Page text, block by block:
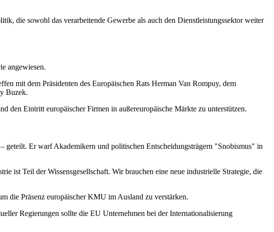
die sowohl das verarbeitende Gewerbe als auch den Dienstleistungssektor weiter
angewiesen.
mit dem Präsidenten des Europäischen Rats Herman Van Rompuy, dem
Buzek.
den Eintritt europäischer Firmen in außereuropäische Märkte zu unterstützen.
Er warf Akademikern und politischen Entscheidungsträgern "Snobismus" in
ist Teil der Wissensgesellschaft. Wir brauchen eine neue industrielle Strategie, die
die Präsenz europäischer KMU im Ausland zu verstärken.
Regierungen sollte die EU Unternehmen bei der Internationalisierung